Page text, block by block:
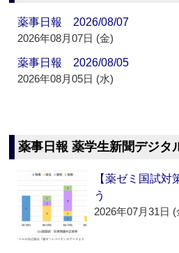
薬事日報 2026/08/07
2026年08月07日 (金)
薬事日報 2026/08/05
2026年08月05日 (水)
薬事日報 薬学生新聞デジタ
【薬ゼミ国試対
う
2026年07月31日 (